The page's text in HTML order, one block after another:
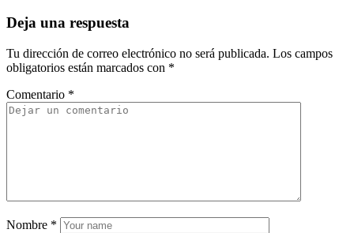
Deja una respuesta
Tu dirección de correo electrónico no será publicada. Los campos
obligatorios están marcados con *
Comentario *
Nombre *